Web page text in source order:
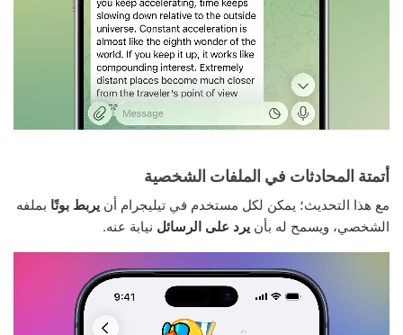
أتمتة المحادثات في الملفات الشخصية
مع هذا التحديث؛ يمكن لكل مستخدم في تيليجرام أن يربط بوتًا بملفه
الشخصي، ويسمح له بأن يرد على الرسائل نيابة عنه.